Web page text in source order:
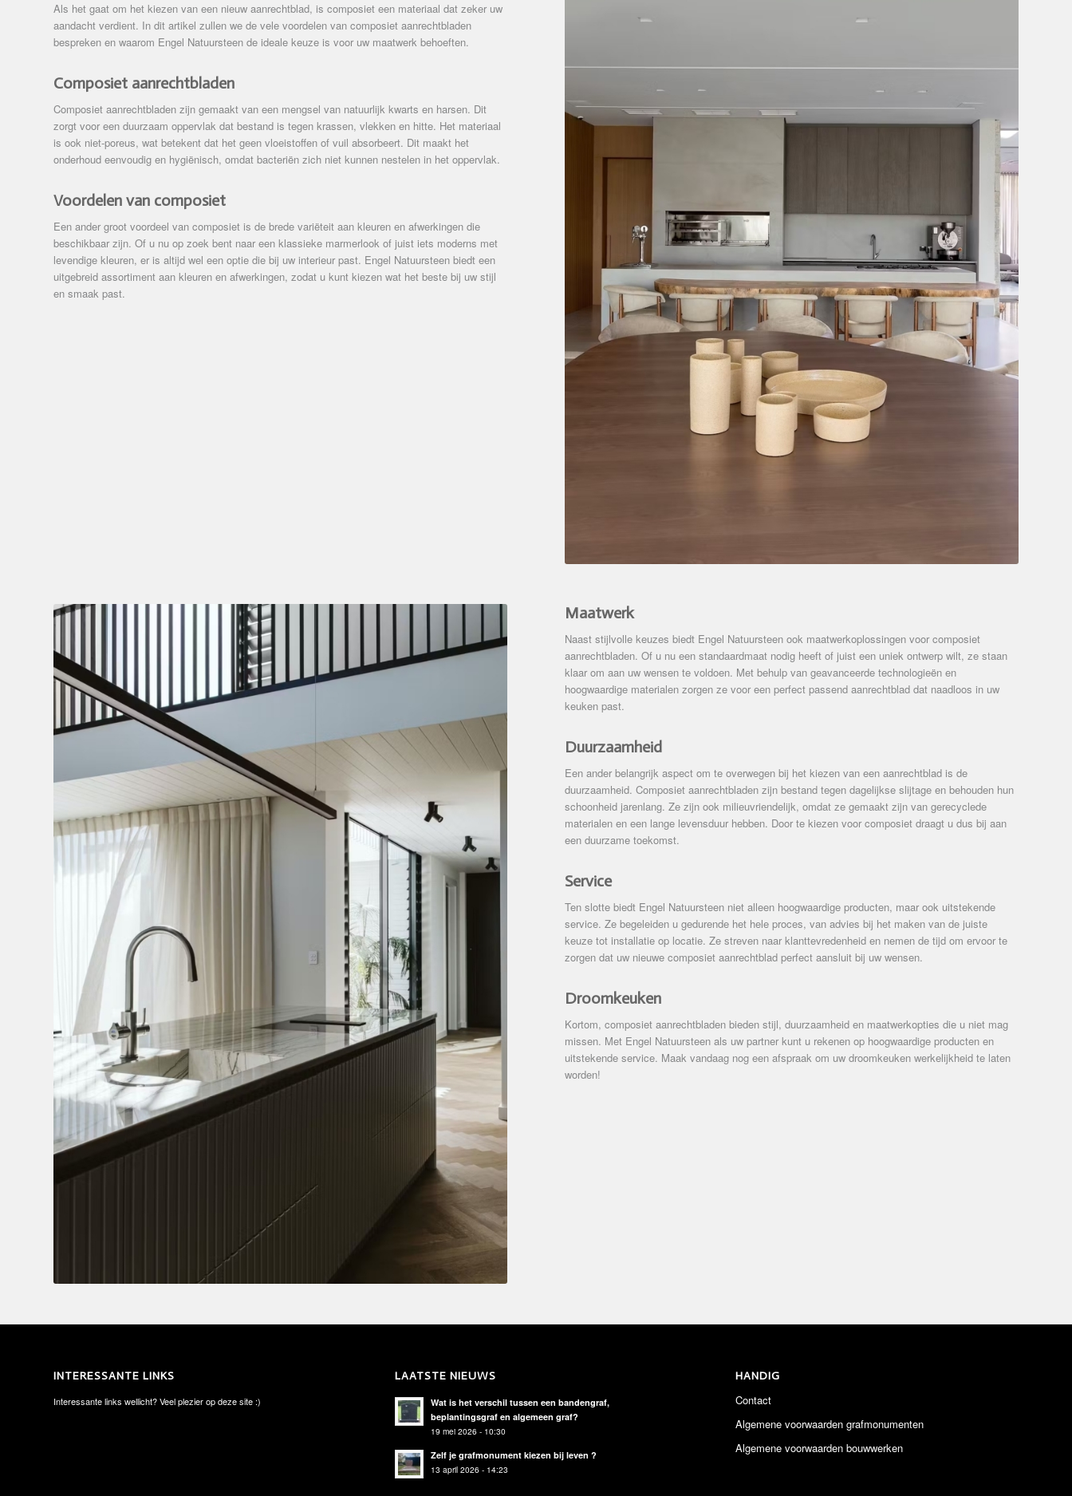
Als het gaat om het kiezen van een nieuw aanrechtblad, is composiet een materiaal dat zeker uw
aandacht verdient. In dit artikel zullen we de vele voordelen van composiet aanrechtbladen
bespreken en waarom Engel Natuursteen de ideale keuze is voor uw maatwerk behoeften.
Composiet aanrechtbladen
Composiet aanrechtbladen zijn gemaakt van een mengsel van natuurlijk kwarts en harsen. Dit
zorgt voor een duurzaam oppervlak dat bestand is tegen krassen, vlekken en hitte. Het materiaal
is ook niet-poreus, wat betekent dat het geen vloeistoffen of vuil absorbeert. Dit maakt het
onderhoud eenvoudig en hygiënisch, omdat bacteriën zich niet kunnen nestelen in het oppervlak.
Voordelen van composiet
Een ander groot voordeel van composiet is de brede variëteit aan kleuren en afwerkingen die
beschikbaar zijn. Of u nu op zoek bent naar een klassieke marmerlook of juist iets moderns met
levendige kleuren, er is altijd wel een optie die bij uw interieur past. Engel Natuursteen biedt een
uitgebreid assortiment aan kleuren en afwerkingen, zodat u kunt kiezen wat het beste bij uw stijl
en smaak past.
Maatwerk
Naast stijlvolle keuzes biedt Engel Natuursteen ook maatwerkoplossingen voor composiet
aanrechtbladen. Of u nu een standaardmaat nodig heeft of juist een uniek ontwerp wilt, ze staan
klaar om aan uw wensen te voldoen. Met behulp van geavanceerde technologieën en
hoogwaardige materialen zorgen ze voor een perfect passend aanrechtblad dat naadloos in uw
keuken past.
Duurzaamheid
Een ander belangrijk aspect om te overwegen bij het kiezen van een aanrechtblad is de
duurzaamheid. Composiet aanrechtbladen zijn bestand tegen dagelijkse slijtage en behouden hun
schoonheid jarenlang. Ze zijn ook milieuvriendelijk, omdat ze gemaakt zijn van gerecyclede
materialen en een lange levensduur hebben. Door te kiezen voor composiet draagt u dus bij aan
een duurzame toekomst.
Service
Ten slotte biedt Engel Natuursteen niet alleen hoogwaardige producten, maar ook uitstekende
service. Ze begeleiden u gedurende het hele proces, van advies bij het maken van de juiste
keuze tot installatie op locatie. Ze streven naar klanttevredenheid en nemen de tijd om ervoor te
zorgen dat uw nieuwe composiet aanrechtblad perfect aansluit bij uw wensen.
Droomkeuken
Kortom, composiet aanrechtbladen bieden stijl, duurzaamheid en maatwerkopties die u niet mag
missen. Met Engel Natuursteen als uw partner kunt u rekenen op hoogwaardige producten en
uitstekende service. Maak vandaag nog een afspraak om uw droomkeuken werkelijkheid te laten
worden!
INTERESSANTE LINKS
Interessante links wellicht? Veel plezier op deze site :)
LAATSTE NIEUWS
Wat is het verschil tussen een bandengraf,
beplantingsgraf en algemeen graf?
19 mei 2026 - 10:30
Zelf je grafmonument kiezen bij leven ?
13 april 2026 - 14:23
HANDIG
Contact
Algemene voorwaarden grafmonumenten
Algemene voorwaarden bouwwerken